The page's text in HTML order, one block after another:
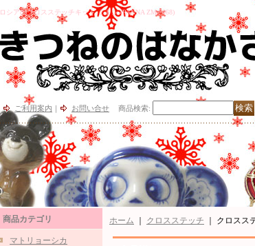
ロシアのクロスステッチキット ミトン (PANNA ZM-7068)
ご利用案内 ｜ お問い合せ 商品検索:
商品カテゴリ
マトリョーシカ
ホーム クロスステッチ クロスス